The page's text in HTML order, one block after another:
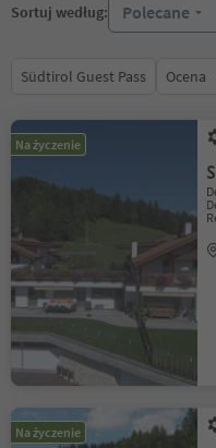
Sortuj według: Polecane
Südtirol Guest Pass Ocena
Na życzenie
Na życzenie